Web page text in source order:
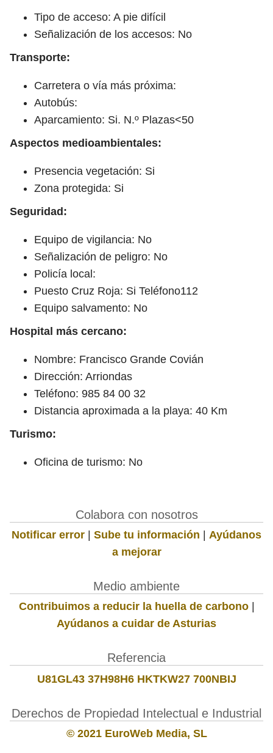
Tipo de acceso: A pie difícil
Señalización de los accesos: No
Transporte:
Carretera o vía más próxima:
Autobús:
Aparcamiento: Si. N.º Plazas<50
Aspectos medioambientales:
Presencia vegetación: Si
Zona protegida: Si
Seguridad:
Equipo de vigilancia: No
Señalización de peligro: No
Policía local:
Puesto Cruz Roja: Si Teléfono112
Equipo salvamento: No
Hospital más cercano:
Nombre: Francisco Grande Covián
Dirección: Arriondas
Teléfono: 985 84 00 32
Distancia aproximada a la playa: 40 Km
Turismo:
Oficina de turismo: No
Colabora con nosotros
Notificar error | Sube tu información | Ayúdanos
a mejorar
Medio ambiente
Contribuimos a reducir la huella de carbono|
Ayúdanos a cuidar de Asturias
Referencia
U81GL43 37H98H6 HKTKW27 700NBIJ
Derechos de Propiedad Intelectual e Industrial
© 2021 EuroWeb Media, SL